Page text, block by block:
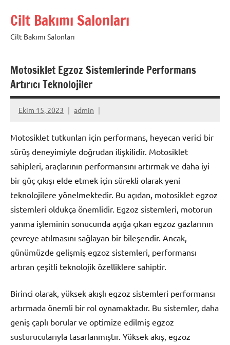
geçCilt Bakımı Salonları
Cilt Bakımı Salonları
Motosiklet Egzoz Sistemlerinde Performans
Artırıcı Teknolojiler
Ekim 15, 2023 admin
Motosiklet tutkunları için performans, heyecan verici bir
sürüş deneyimiyle doğrudan ilişkilidir. Motosiklet
sahipleri, araçlarının performansını artırmak ve daha iyi
bir güç çıkışı elde etmek için sürekli olarak yeni
teknolojilere yönelmektedir. Bu açıdan, motosiklet egzoz
sistemleri oldukça önemlidir. Egzoz sistemleri, motorun
yanma işleminin sonucunda açığa çıkan egzoz gazlarının
çevreye atılmasını sağlayan bir bileşendir. Ancak,
günümüzde gelişmiş egzoz sistemleri, performansı
artıran çeşitli teknolojik özelliklere sahiptir.
Birinci olarak, yüksek akışlı egzoz sistemleri performansı
artırmada önemli bir rol oynamaktadır. Bu sistemler, daha
geniş çaplı borular ve optimize edilmiş egzoz
susturucularıyla tasarlanmıştır. Yüksek akış, egzoz